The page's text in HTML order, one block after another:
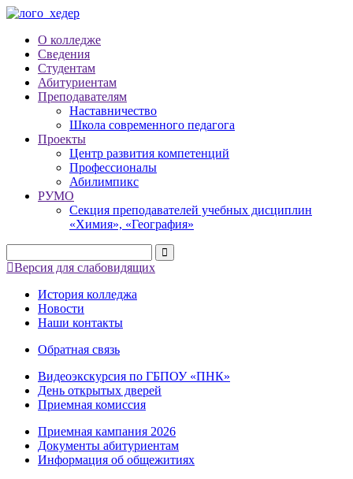
О колледже
Сведения
Студентам
Абитуриентам
Преподавателям
Наставничество
Школа современного педагога
Проекты
Центр развития компетенций
Профессионалы
Абилимпикс
РУМО
Секция преподавателей учебных дисциплин
«Химия», «География»
Версия для слабовидящих
История колледжа
Новости
Наши контакты
Обратная связь
Видеоэкскурсия по ГБПОУ «ПНК»
День открытых дверей
Приемная комиссия
Приемная кампания 2026
Дoкументы абитуриентам
Информация об общежитиях